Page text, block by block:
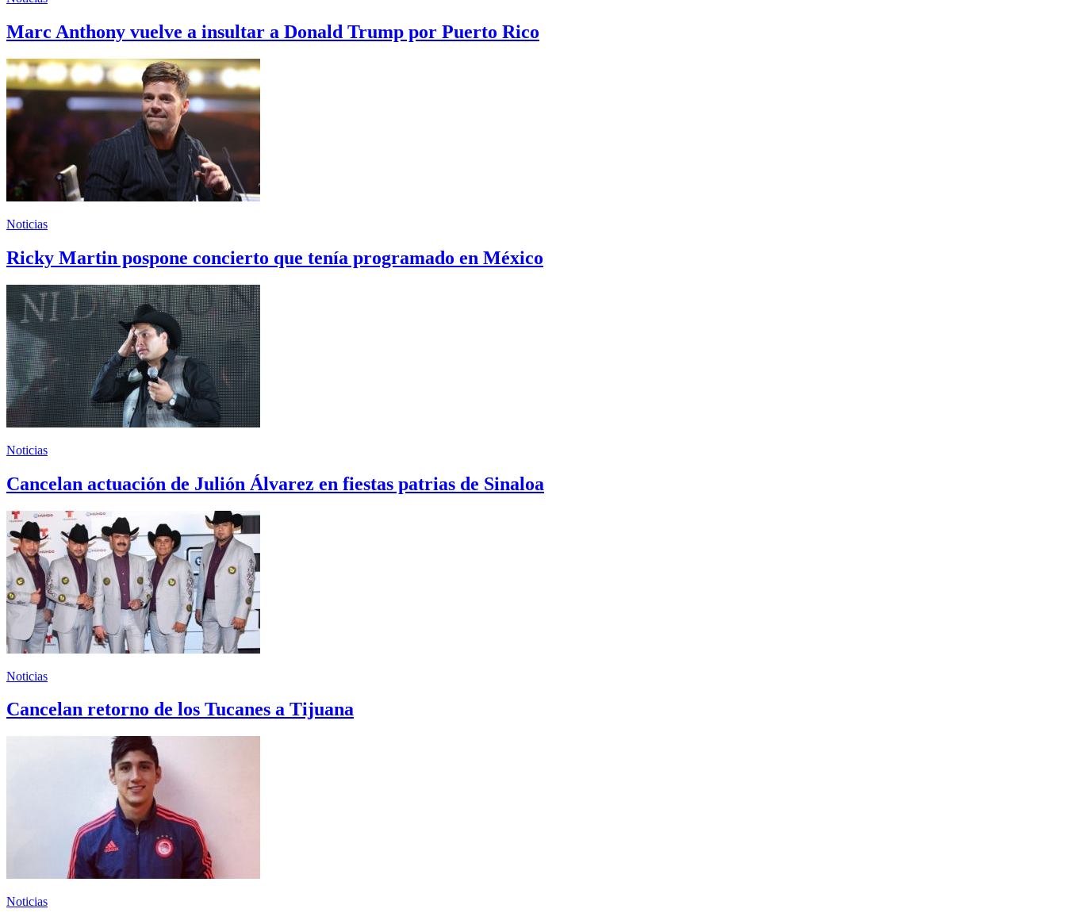
Marc Anthony vuelve a insultar a Donald Trump por Puerto Rico
Noticias
Ricky Martin pospone concierto que tenía programado en México
Noticias
Cancelan actuación de Julión Álvarez en fiestas patrias de Sinaloa
Noticias
Cancelan retorno de los Tucanes a Tijuana
Noticias